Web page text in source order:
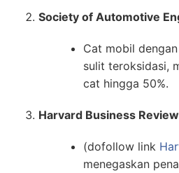
Society of Automotive
Cat mobil
sulit teroksidasi,
cat hingga 50%.
Harvard Business Review
(dofollow link
menegaskan